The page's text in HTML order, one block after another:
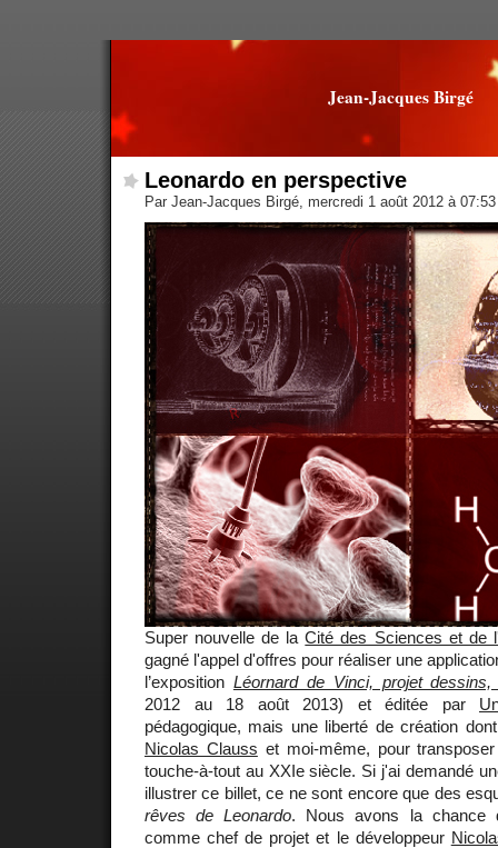
Jean-Jacques Birgé
Leonardo en perspective
Par Jean-Jacques Birgé, mercredi 1 août 2012 à
Super nouvelle de laCité des Sciences et de
gagné l'appel d'offres pour réaliser une
l’exposition Léornard de Vinci, projet dessins,
2012 au 18 août 2013) et éditée par
pédagogique, mais une liberté de création
Nicolas Clauss et moi-même, pour
touche-à-tout au XXIe siècle. Si j'ai demandé
illustrer ce billet, ce ne sont encore que des
rêves de Leonardo. Nous avons la chance
comme chef de projet et le développeur